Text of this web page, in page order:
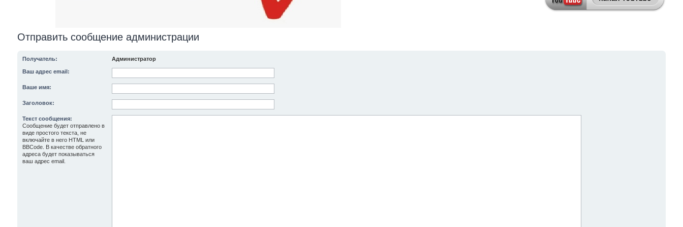
Отправить сообщение администрации
Получатель: Администратор
Ваш адрес email:
Ваше имя:
Заголовок:
Текст сообщения:
Сообщение будет отправлено в
виде простого текста, не
включайте в него HTML или
BBCode. В качестве обратного
адреса будет показываться
ваш адрес email.